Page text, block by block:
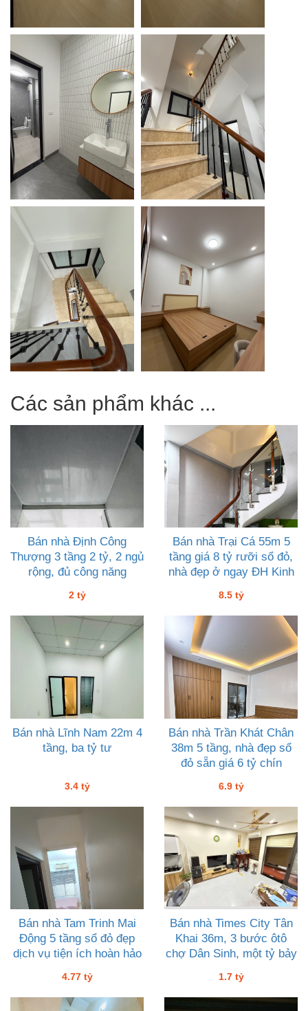
Các sản phẩm khác ...
Bán nhà Định Công
Thượng 3 tầng 2 tỷ, 2 ngủ
rộng, đủ công năng
2 tỷ
Bán nhà Trại Cá 55m 5
tầng giá 8 tỷ rưỡi sổ đỏ,
nhà đẹp ở ngay ĐH Kinh
8.5 tỷ
Bán nhà Lĩnh Nam 22m 4
tầng, ba tỷ tư
3.4 tỷ
Bán nhà Trần Khát Chân
38m 5 tầng, nhà đẹp sổ
đỏ sẵn giá 6 tỷ chín
6.9 tỷ
Bán nhà Tam Trinh Mai
Động 5 tầng sổ đỏ đẹp
dịch vụ tiện ích hoàn hảo
4.77 tỷ
Bán nhà Times City Tân
Khai 36m, 3 bước ôtô
chợ Dân Sinh, một tỷ bảy
1.7 tỷ